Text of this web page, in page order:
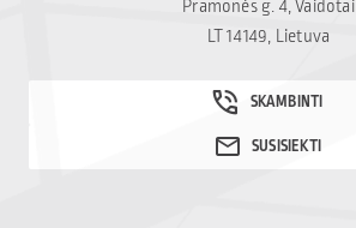
Pramonės g. 4, Vaidotai
LT 14149, Lietuva